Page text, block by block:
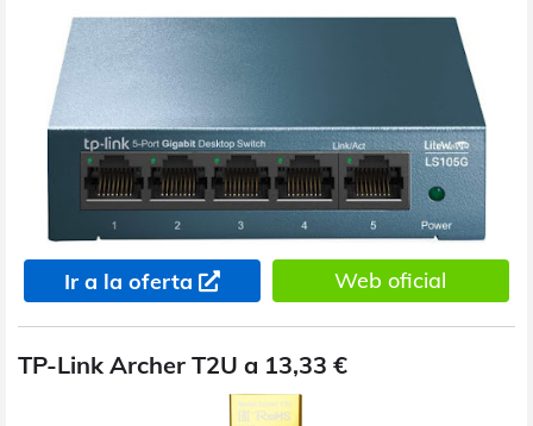
Ir a la oferta Web oficial
TP-Link Archer T2U a 13,33 €